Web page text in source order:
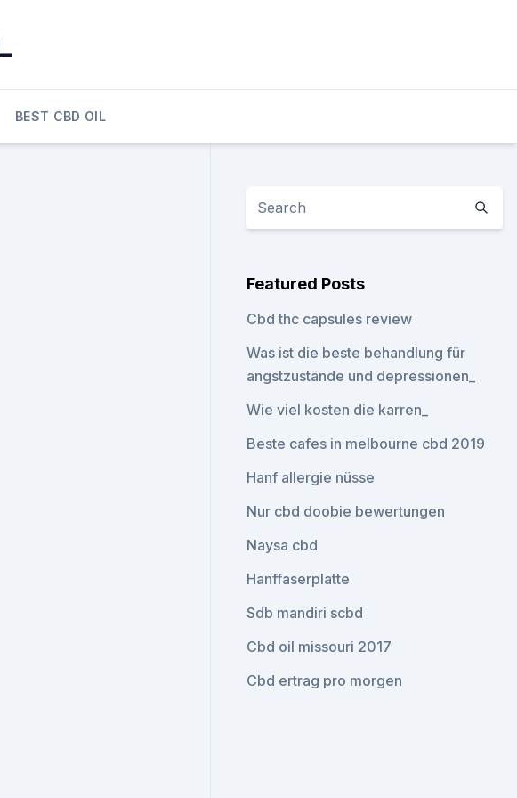
BEST CBD OIL
Featured Posts
Cbd thc capsules review
Was ist die beste behandlung für
angstzustände und depressionen_
Wie viel kosten die karren_
Beste cafes in melbourne cbd 2019
Hanf allergie nüsse
Nur cbd doobie bewertungen
Naysa cbd
Hanffaserplatte
Sdb mandiri scbd
Cbd oil missouri 2017
Cbd ertrag pro morgen